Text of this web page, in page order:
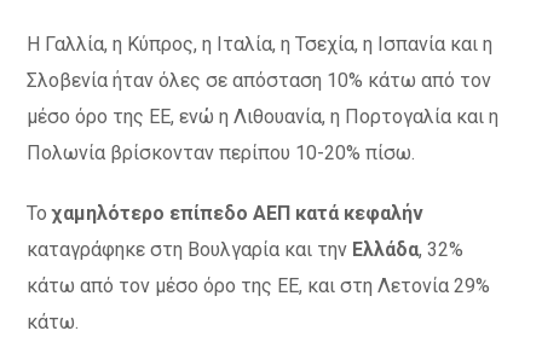
Η Γαλλία, η Κύπρος, η Ιταλία, η Τσεχία, η Ισπανία και η
Σλοβενία ​​ήταν όλες σε απόσταση 10% κάτω από τον
μέσο όρο της ΕΕ, ενώ η Λιθουανία, η Πορτογαλία και η
Πολωνία βρίσκονταν περίπου 10-20% πίσω.
Τοχαμηλότερο επίπεδο ΑΕΠ κατά κεφαλήν
καταγράφηκε στη Βουλγαρία και την Ελλάδα, 32%
κάτω από τον μέσο όρο της ΕΕ, και στη Λετονία 29%
κάτω.